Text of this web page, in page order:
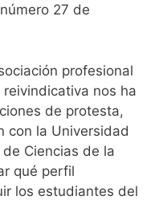
27 de
profesional
nos ha
de protesta,
con la Universidad
Ciencias de la
qué perfil
los estudiantes del